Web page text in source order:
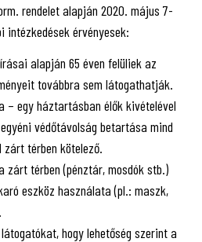
rendelet alapján 2020. május 7-
érvényesek:
alapján 65 éven felüliek az
továbbra sem látogathatják.
– egy háztartásban élők kivételével
védőtávolság betartása mind
zárt térben kötelező.
zárt térben (pénztár, mosdók stb.)
eszköz használata (pl.: maszk,
hogy lehetőség szerint a